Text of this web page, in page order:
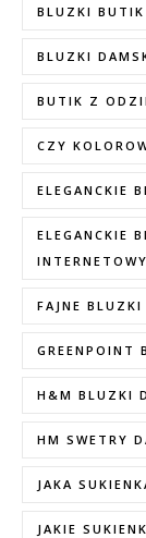
BLUZKI BUTIK
BLUZKI
BUTIK Z
CZY
ELEGANCKIE
ELEGANCKIE
INTERNETOWY
FAJNE BLUZKI
GREENPOINT
H&M BLUZKI
HM SWETRY
JAKA
JAKIE